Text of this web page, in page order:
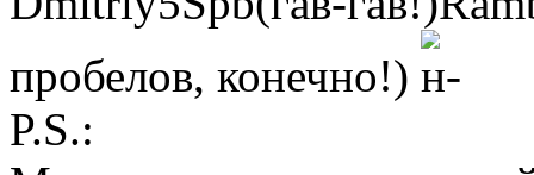
пробелов, конечно!)
P.S.: